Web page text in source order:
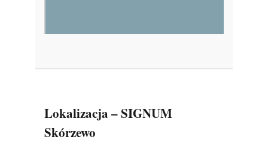
Lokalizacja – SIGNUM
Skórzewo